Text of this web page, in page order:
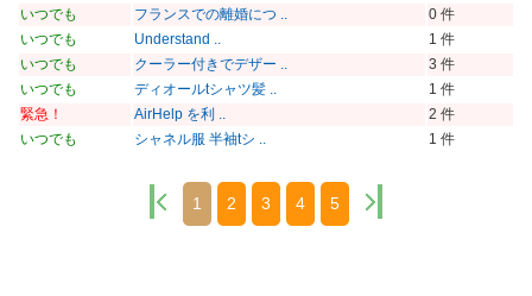
いつでも
フランスでの離婚につ ..
0 件
いつでも
Understand ..
1 件
いつでも
クーラー付きでデザー ..
3 件
いつでも
ディオールtシャツ髪 ..
1 件
緊急！
AirHelp を利 ..
2 件
いつでも
シャネル服 半袖tシ .. 1 件
1 2 3 4 5